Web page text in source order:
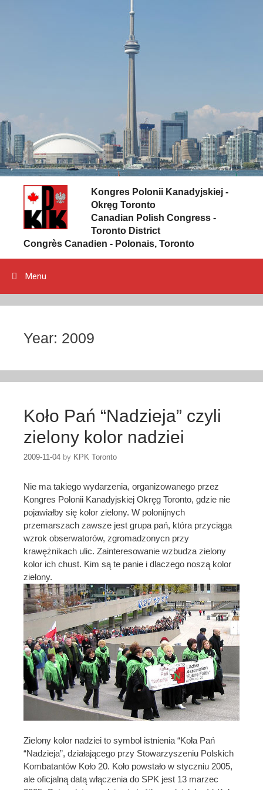
Kongres Polonii Kanadyjskiej -
Okręg Toronto
Canadian Polish Congress -
Toronto District
Congrès Canadien - Polonais, Toronto
Menu
Year: 2009
Koło Pań “Nadzieja” czyli
zielony kolor nadziei
2009-11-04 by KPK Toronto
Nie ma takiego wydarzenia, organizowanego przez
Kongres Polonii Kanadyjskiej Okręg Toronto, gdzie nie
pojawiałby się kolor zielony. W polonijnych
przemarszach zawsze jest grupa pań, która przyciąga
wzrok obserwatorów, zgromadzonycn przy
krawężnikach ulic. Zainteresowanie wzbudza zielony
kolor ich chust. Kim są te panie i dlaczego noszą kolor
zielony.
Zielony kolor nadziei to symbol istnienia “Koła Pań
“Nadzieja”, działającego przy Stowarzyszeniu Polskich
Kombatantów Koło 20. Koło powstało w styczniu 2005,
ale oficjalną datą włączenia do SPK jest 13 marzec